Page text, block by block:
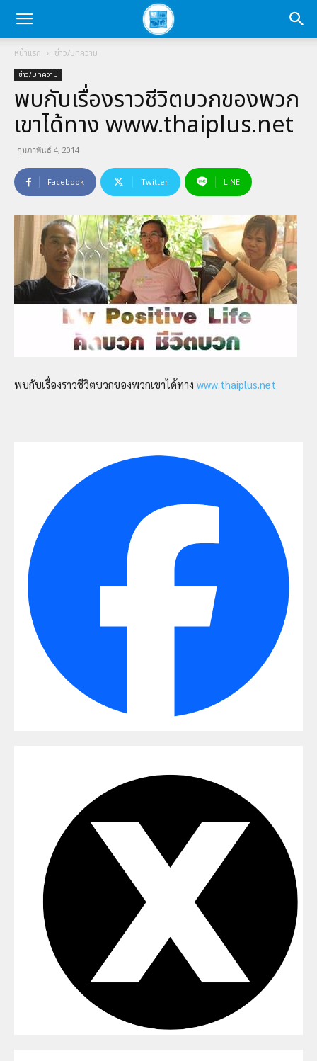
หน้าแรก ข่าว/บทความ
ข่าว/บทความ
พบกับเรื่องราวชีวิตบวกของพวก
เขาได้ทาง www.thaiplus.net
กุมภาพันธ์ 4, 2014
Facebook Twitter LINE
พบกับเรื่องราวชีวิตบวกของพวกเขาได้ทาง www.thaiplus.net